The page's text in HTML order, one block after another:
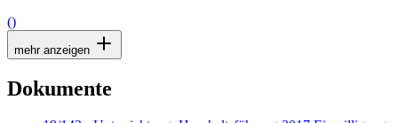
()
mehr anzeigen
Dokumente